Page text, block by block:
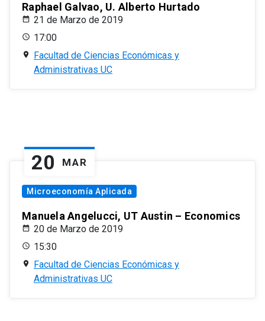
Raphael Galvao, U. Alberto Hurtado
21 de Marzo de 2019
17:00
Facultad de Ciencias Económicas y
Administrativas UC
20 MAR
Microeconomía Aplicada
Manuela Angelucci, UT Austin – Economics
20 de Marzo de 2019
15:30
Facultad de Ciencias Económicas y
Administrativas UC